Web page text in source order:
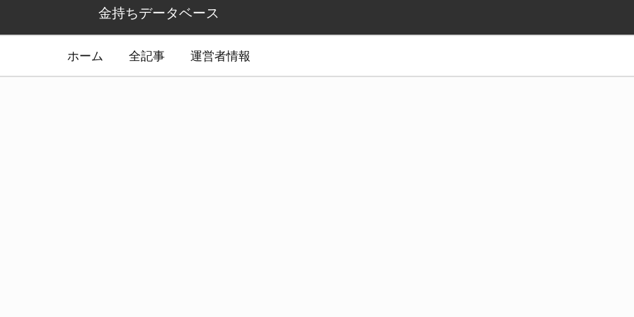
金持ちデータベース
ホーム 全記事 運営者情報